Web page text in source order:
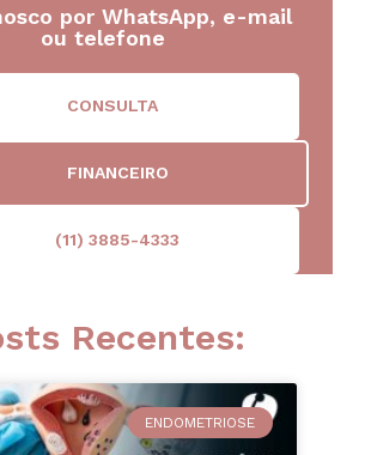
por WhatsApp, e-mail
ou telefone
CONSULTA
FINANCEIRO
(11) 3885-4333
Recentes:
ENDOMETRIOSE